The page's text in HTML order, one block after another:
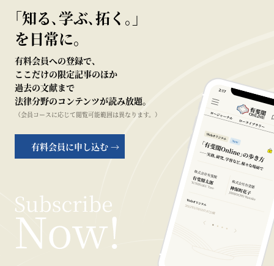
｢知る､学ぶ､拓く｡｣
を日常に。
有料会員への登録で、
ここだけの限定記事のほか
過去の文献まで
法律分野のコンテンツが読み放題。
（会員コースに応じて閲覧可能範囲は異なります。）
有料会員に申し込む →